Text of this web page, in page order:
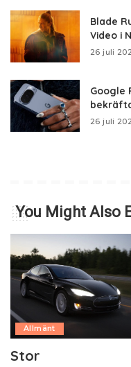
Blade
Video i
26 juli
Google
26 juli
You Might Also
Allmänt
Stor